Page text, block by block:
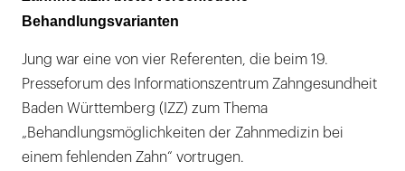
Behandlungsvarianten
Jung war eine von vier Referenten, die beim 19.
Presseforum des Informationszentrum Zahngesundheit
Baden Württemberg (IZZ) zum Thema
„Behandlungsmöglichkeiten der Zahnmedizin bei
einem fehlenden Zahn“ vortrugen.